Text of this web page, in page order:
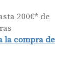
200€* de
la compra de